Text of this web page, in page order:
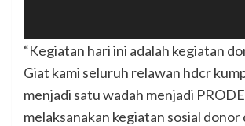
“Kegiatan hari ini adalah kegiatan
Giat kami seluruh relawan hdcr
menjadi satu wadah menjadi
melaksanakan kegiatan sosial donor